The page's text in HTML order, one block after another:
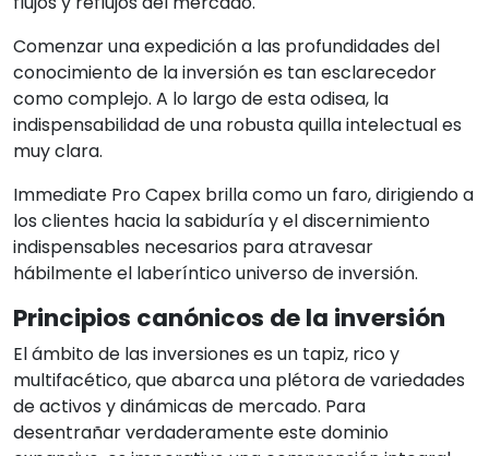
Comenzar una expedición a las profundidades del
conocimiento de la inversión es tan esclarecedor
como complejo. A lo largo de esta odisea, la
indispensabilidad de una robusta quilla intelectual es
muy clara.
Immediate Pro Capex brilla como un faro, dirigiendo a
los clientes hacia la sabiduría y el discernimiento
indispensables necesarios para atravesar
hábilmente el laberíntico universo de inversión.
Principios canónicos de la inversión
El ámbito de las inversiones es un tapiz, rico y
multifacético, que abarca una plétora de variedades
de activos y dinámicas de mercado. Para
desentrañar verdaderamente este dominio